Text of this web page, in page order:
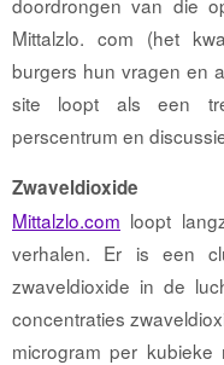
Mittalzlo. com (het
burgers hun vragen en
site loopt als een
perscentrum en
Zwaveldioxide
Mittalzlo.com loopt
verhalen. Er is een
zwaveldioxide in de
concentraties
microgram per